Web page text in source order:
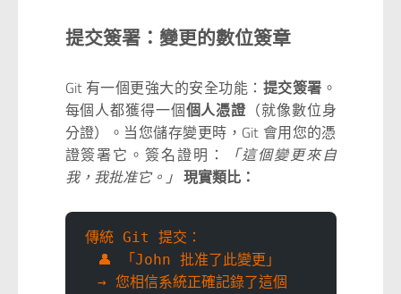
提交簽署：變更的數位簽章
Git 有一個更強大的安全功能： 提交簽署 。
每個人都獲得一個個人憑證 （就像數位身
分證）。当您儲存變更時，Git 會用您的憑
證簽署它。簽名證明：
「這個變更來自
我，我批准它。」 現實類比：
傳統 Git 提交：
  👤 「John 批准了此變更」
  → 您相信系統正確記錄了這個